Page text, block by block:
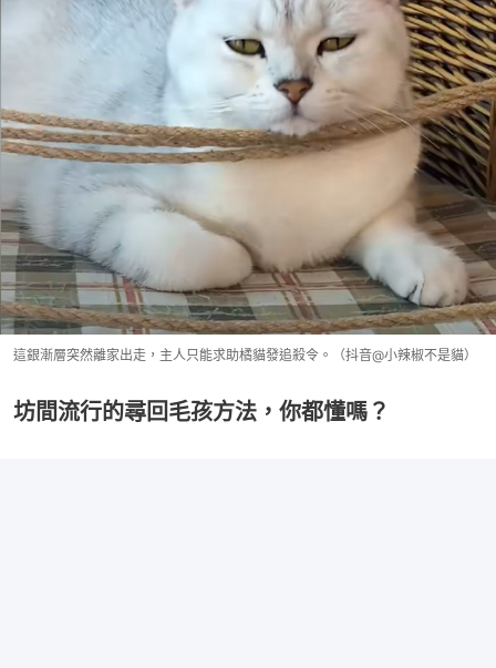
這銀漸層突然離家出走，主人只能求助橘貓發追殺令。（抖音@小辣椒不是貓）
坊間流行的尋回毛孩方法，你都懂嗎？